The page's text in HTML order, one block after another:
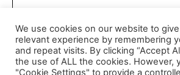
TRIMITE
Am citit si accept Politica de
We use cookies on our website to
relevant experience by remembering
and repeat visits. By clicking “Accept
the use of ALL the cookies. However,
"Cookie Settings" to provide a